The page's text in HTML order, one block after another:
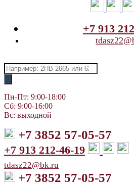
+7 913
Поиск
товаров
Пн-Пт: 9:00-18:00
Сб: 9:00-16:00
Вс: выходной
+7 3852 57-05-57
+7 913 212-46-19
tdasz22@bk.ru
+7 3852 57-05-57